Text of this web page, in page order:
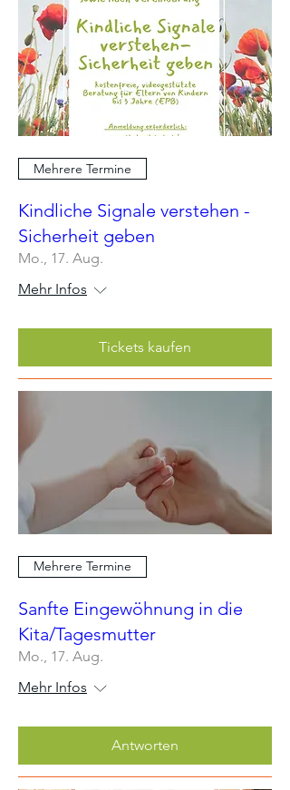
Mehrere Termine
Kindliche Signale verstehen -
Sicherheit geben
Mo., 17. Aug.
Mehr Infos
Tickets kaufen
Mehrere Termine
Sanfte Eingewöhnung in die
Kita/Tagesmutter
Mo., 17. Aug.
Mehr Infos
Antworten